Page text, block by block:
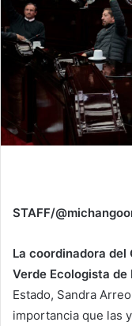
STAFF/
La coordinadora del
Verde Ecologista de
Estado, Sandra
importancia que las